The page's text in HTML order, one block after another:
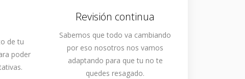
de tu
poder
Revisión continua
Sabemos que todo va cambiando
por eso nosotros nos vamos
adaptando para que tu no te
quedes resagado.